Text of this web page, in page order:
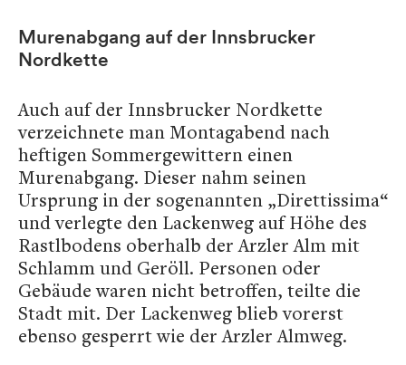
Murenabgang auf der Innsbrucker
Nordkette
Auch auf der Innsbrucker Nordkette
verzeichnete man Montagabend nach
heftigen Sommergewittern einen
Murenabgang. Dieser nahm seinen
Ursprung in der sogenannten „Direttissima“
und verlegte den Lackenweg auf Höhe des
Rastlbodens oberhalb der Arzler Alm mit
Schlamm und Geröll. Personen oder
Gebäude waren nicht betroffen, teilte die
Stadt mit. Der Lackenweg blieb vorerst
ebenso gesperrt wie der Arzler Almweg.